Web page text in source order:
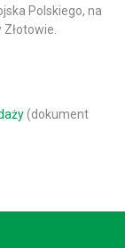
Polskiego, na
(dokument